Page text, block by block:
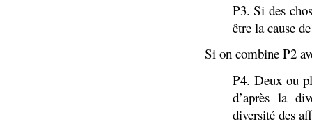
P3. Si des
être la cause
Si on combine P2
P4. Deux ou
d’après la
diversité des